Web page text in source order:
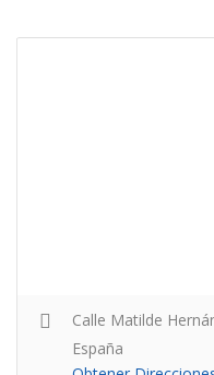
Calle Matilde
España